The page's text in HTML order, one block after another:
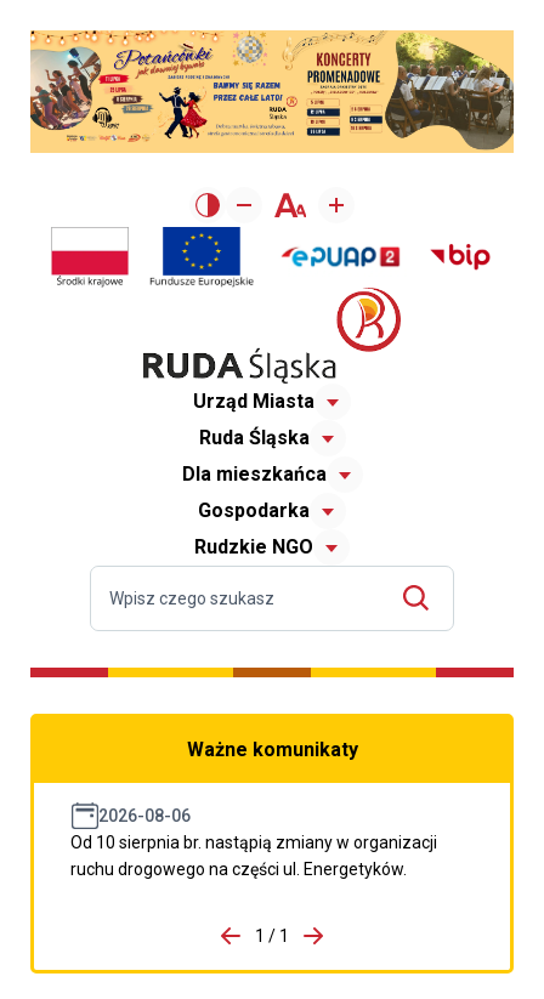
Urząd Miasta
Ruda Śląska
Dla mieszkańca
Gospodarka
Rudzkie NGO
Ważne komunikaty
2026-08-06
Od 10 sierpnia br. nastąpią zmiany w organizacji
ruchu drogowego na części ul. Energetyków.
porzpedniego komunikatu
1 / 1
Przejdź do następnego